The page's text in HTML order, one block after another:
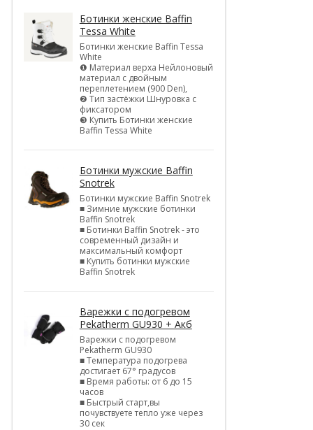
Ботинки женские Baffin
Tessa White
Ботинки женские Baffin Tessa
White
❶ Материал верха Нейлоновый
материал с двойным
переплетением (900 Den),
❷ Тип застёжки Шнуровка с
фиксатором
❸ Купить Ботинки женские
Baffin Tessa White
Ботинки мужские Baffin
Snotrek
Ботинки мужские Baffin Snotrek
■ Зимние мужские ботинки
Baffin Snotrek
■ Ботинки Baffin Snotrek - это
современный дизайн и
максимальный комфорт
■ Купить ботинки мужские
Baffin Snotrek
Варежки с подогревом
Pekatherm GU930 + Акб
Варежки с подогревом
Pekatherm GU930
■ Температура подогрева
достигает 67° градусов
■ Время работы: от 6 до 15
часов
■ Быстрый старт,вы
почувствуете тепло уже через
30 сек